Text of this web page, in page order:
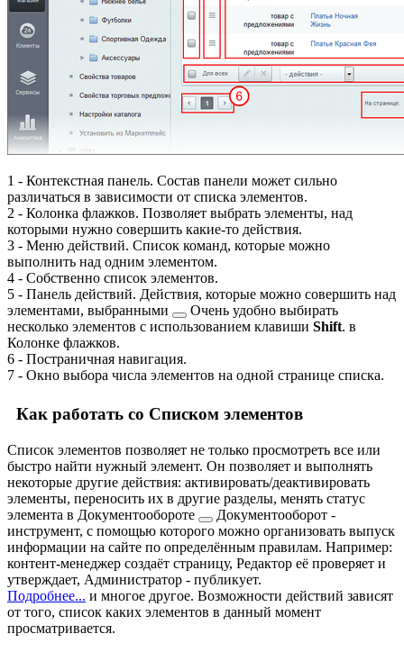
1 - Контекстная панель. Состав панели может сильно
различаться в зависимости от списка элементов.
2 - Колонка флажков. Позволяет выбрать элементы, над
которыми нужно совершить какие-то действия.
3 - Меню действий. Список команд, которые можно
выполнить над одним элементом.
4 - Собственно список элементов.
5 - Панель действий. Действия, которые можно совершить над
элементами, выбранными
Очень удобно выбирать
несколько элементов с использованием клавиши Shift. в
Колонке флажков.
6 - Постраничная навигация.
7 - Окно выбора числа элементов на одной странице списка.
Как работать со Списком элементов
Список элементов позволяет не только просмотреть все или
быстро найти нужный элемент. Он позволяет и выполнять
некоторые другие действия: активировать/деактивировать
элементы, переносить их в другие разделы, менять статус
элемента в Документообороте
Документооборот -
инструмент, с помощью которого можно организовать выпуск
информации на сайте по определённым правилам. Например:
контент-менеджер создаёт страницу, Редактор её проверяет и
утверждает, Администратор - публикует.
Подробнее... и многое другое. Возможности действий зависят
от того, список каких элементов в данный момент
просматривается.